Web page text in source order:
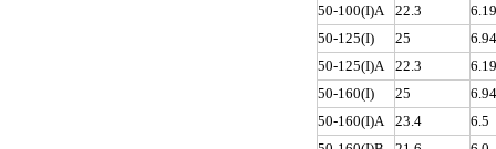
50-100(I)A
22.3
50-125(I)
25
50-125(I)A
22.3
50-160(I)
25
50-160(I)A
23.4
6.5